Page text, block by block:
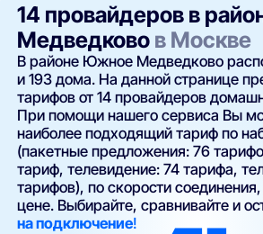
14 провайдеров в
Медведково в Москве
В районе Южное Медведково
и 193 дома. На данной странице
тарифов от 14 провайдеров
При помощи нашего сервиса Вы
наиболее подходящий тариф по
(пакетные предложения: 76
тариф, телевидение: 74 тарифа,
тарифов), по скорости
цене. Выбирайте, сравнивайте и
на подключение!